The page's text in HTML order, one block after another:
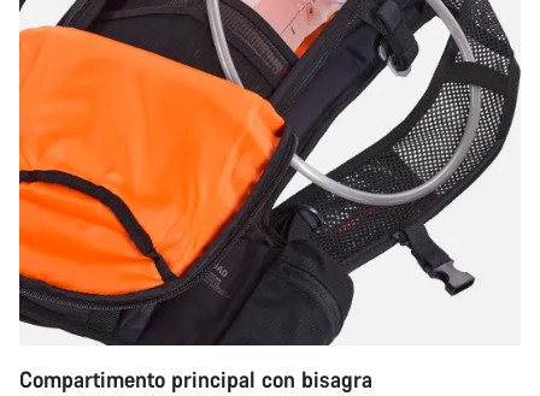
Compartimento principal con bisagra